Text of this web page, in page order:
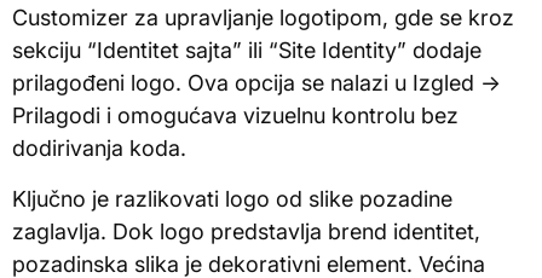
Customizer za upravljanje logotipom, gde se kroz
sekciju “Identitet sajta” ili “Site Identity” dodaje
prilagođeni logo. Ova opcija se nalazi u Izgled →
Prilagodi i omogućava vizuelnu kontrolu bez
dodirivanja koda.
Ključno je razlikovati logo od slike pozadine
zaglavlja. Dok logo predstavlja brend identitet,
pozadinska slika je dekorativni element. Većina